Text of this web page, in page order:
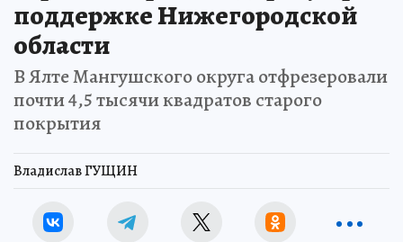
поддержке Нижегородской
области
В Ялте Мангушского округа отфрезеровали
почти 4,5 тысячи квадратов старого
покрытия
Владислав ГУЩИН